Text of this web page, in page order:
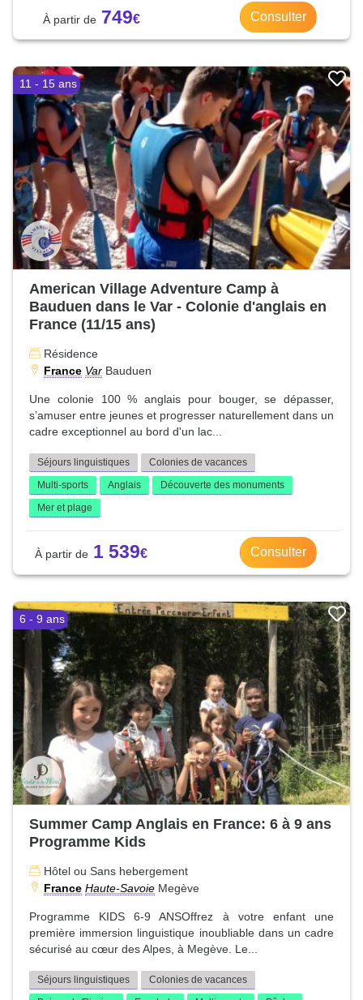
749 Consulter
11 - 15 ans
American Village Adventure Camp à
Bauduen dans le Var - Colonie d'anglais en
France (11/15 ans)
Résidence
France Var Bauduen
Une colonie 100 % anglais pour bouger, se dépasser,
s’amuser entre jeunes et progresser naturellement dans un
cadre exceptionnel au bord d'un lac...
Séjours linguistiques
Colonies de vacances
Multi-sports
Anglais
Découverte des monuments
Mer et plage
1 539 Consulter
6 - 9 ans
Summer Camp Anglais en France: 6 à 9 ans
Programme Kids
Hôtel ou Sans hebergement
France Haute-Savoie Megève
Programme KIDS 6-9 ANSOffrez à votre enfant une
première immersion linguistique inoubliable dans un cadre
sécurisé au cœur des Alpes, à Megève. Le...
Séjours linguistiques
Colonies de vacances